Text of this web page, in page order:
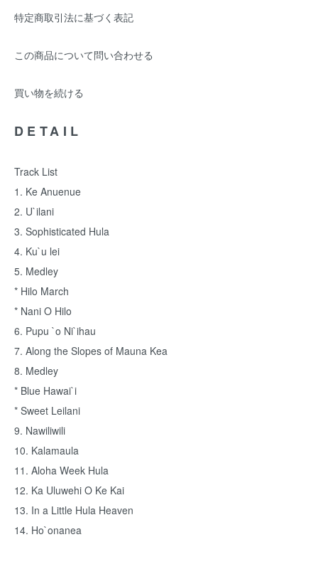
特定商取引法に基づく表記
この商品について問い合わせる
買い物を続ける
DETAIL
Track List
1. Ke Anuenue
2. U`ilani
3. Sophisticated Hula
4. Ku`u lei
5. Medley
* Hilo March
* Nani O Hilo
6. Pupu `o Ni`ihau
7. Along the Slopes of Mauna Kea
8. Medley
* Blue Hawai`i
* Sweet Leilani
9. Nawiliwili
10. Kalamaula
11. Aloha Week Hula
12. Ka Uluwehi O Ke Kai
13. In a Little Hula Heaven
14. Ho`onanea